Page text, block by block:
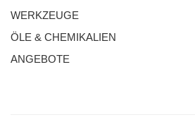
WERKZEUGE
ÖLE & CHEMIKALIEN
ANGEBOTE